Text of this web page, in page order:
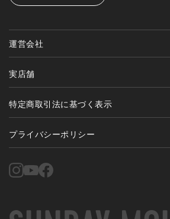
運営会社
実店舗
特定商取引法に基づく表示
プライバシーポリシー